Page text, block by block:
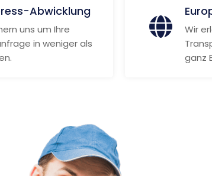
Abwicklung
uns um Ihre
in weniger als
Wir
ganz